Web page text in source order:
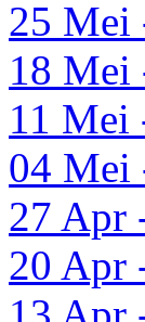
25 Mei
18 Mei
11 Mei
04 Mei
27 Apr
20 Apr